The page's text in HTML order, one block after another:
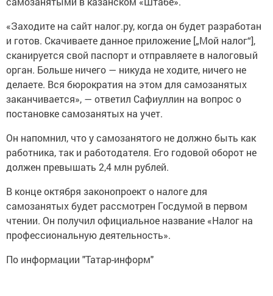
«Заходите на сайт налог.ру, когда он будет разработан
и готов. Скачиваете данное приложение [„Мой налог“],
сканируется свой паспорт и отправляете в налоговый
орган. Больше ничего — никуда не ходите, ничего не
делаете. Вся бюрократия на этом для самозанятых
заканчивается», — ответил Сафиуллин на вопрос о
постановке самозанятых на учет.
Он напомнил, что у самозанятого не должно быть как
работника, так и работодателя. Его годовой оборот не
должен превышать 2,4 млн рублей.
В конце октября законопроект о налоге для
самозанятых будет рассмотрен Госдумой в первом
чтении. Он получил официальное название «Налог на
профессиональную деятельность».
По информации "Татар-информ"